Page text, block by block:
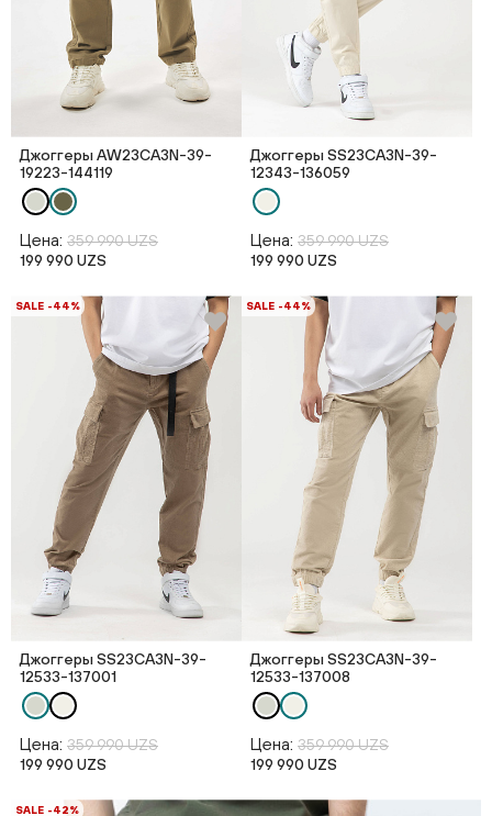
Джоггеры AW23CA3N-39-
19223-144119
Цена: 359 990 UZS
199 990 UZS
Джоггеры SS23CA3N-39-
12343-136059
Цена: 359 990 UZS
199 990 UZS
SALE -44%
Джоггеры SS23CA3N-39-
12533-137001
Цена: 359 990 UZS
199 990 UZS
SALE -44%
Джоггеры SS23CA3N-39-
12533-137008
Цена: 359 990 UZS
199 990 UZS
SALE -42%